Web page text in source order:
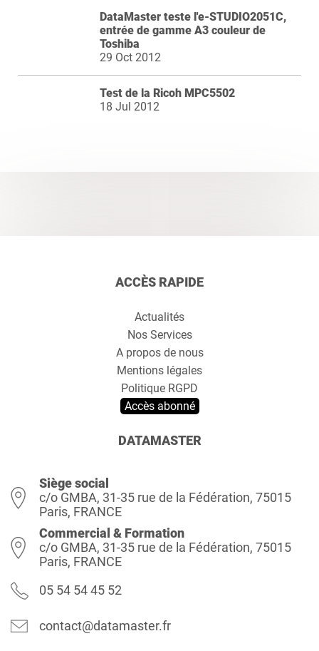
DataMaster teste l'e-STUDIO2051C,
entrée de gamme A3 couleur de
Toshiba
29 Oct 2012
Test de la Ricoh MPC5502
18 Jul 2012
ACCÈS RAPIDE
Actualités
Nos Services
A propos de nous
Mentions légales
Politique RGPD
Accès abonné
DATAMASTER
Siège social
c/o GMBA, 31-35 rue de la Fédération, 75015
Paris, FRANCE
Commercial & Formation
c/o GMBA, 31-35 rue de la Fédération, 75015
Paris, FRANCE
05 54 54 45 52
contact@datamaster.fr